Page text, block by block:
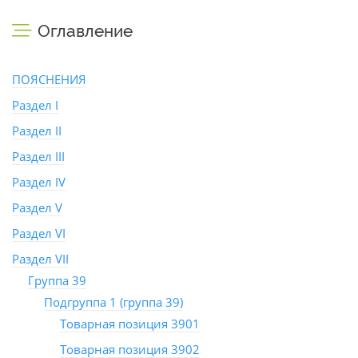
Оглавление
ПОЯСНЕНИЯ
Раздел I
Раздел II
Раздел III
Раздел IV
Раздел V
Раздел VI
Раздел VII
Группа 39
Подгруппа 1 (группа 39)
Товарная позиция 3901
Товарная позиция 3902